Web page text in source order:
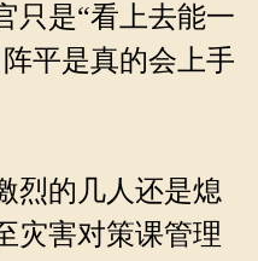
只是“看上去能一
平是真的会上手
烈的几人还是熄
灾害对策课管理